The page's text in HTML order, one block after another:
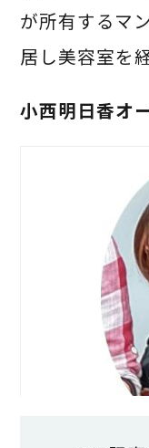
が所有するマ
居し美容室を
小西明日香オ